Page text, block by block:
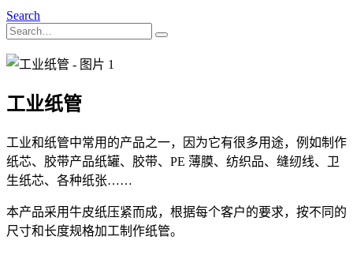
Search
工业纸管
工业和纸管中常用的产品之一，因为它有很多用途，例如制作
纸芯、胶带产品纸罐、胶带、PE 薄膜、纺织品、缝纫线、卫
生纸芯、各种纸张……
本产品采用牛皮纸压紧而成，根据每个客户的要求，按不同的
尺寸和长度规格加工制作纸管。